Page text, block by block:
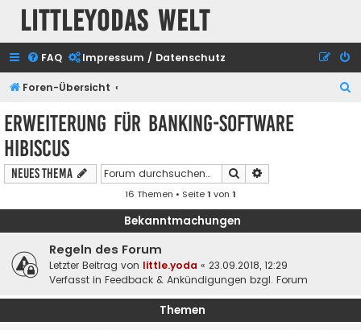
Littleyodas Welt
FAQ Impressum / Datenschutz
Foren-Übersicht
Erweiterung für Banking-Software
Hibiscus
Neues Thema Suche
16 Themen • Seite1 von 1
Bekanntmachungen
Regeln des Forum
Letzter Beitrag von little.yoda « 23.09.2018, 12:29
Verfasst in Feedback & Ankündigungen bzgl. Forum
Themen